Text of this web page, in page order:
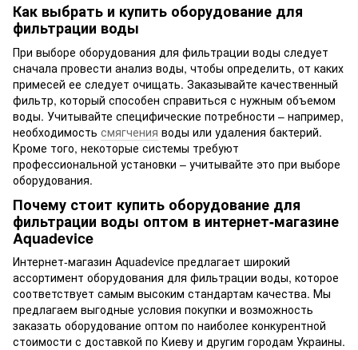
Как выбрать и купить оборудование для
фильтрации воды
При выборе оборудования для фильтрации воды следует
сначала провести анализ воды, чтобы определить, от каких
примесей ее следует очищать. Заказывайте качественный
фильтр, который способен справиться с нужным объемом
воды. Учитывайте специфические потребности – например,
необходимость смягчения воды или удаления бактерий.
Кроме того, некоторые системы требуют
профессиональной установки – учитывайте это при выборе
оборудования.
Почему стоит купить оборудование для
фильтрации воды оптом в интернет-магазине
Aquadevice
Интернет-магазин Aquadevice предлагает широкий
ассортимент оборудования для фильтрации воды, которое
соответствует самым высоким стандартам качества. Мы
предлагаем выгодные условия покупки и возможность
заказать оборудование оптом по наиболее конкурентной
стоимости с доставкой по Киеву и другим городам Украины.